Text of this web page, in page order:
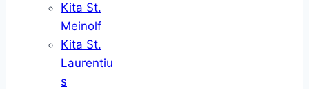
Kita St.
Meinolf
Kita St.
Laurentiu
s